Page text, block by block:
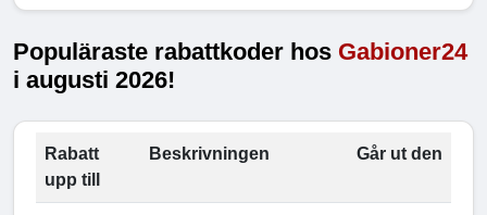
Populäraste rabattkoder hos Gabioner24
i augusti 2026!
Rabatt
upp till
Beskrivningen Går ut den